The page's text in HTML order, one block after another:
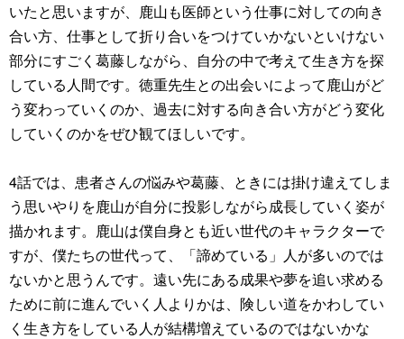
いたと思いますが、鹿山も医師という仕事に対しての向き
合い方、仕事として折り合いをつけていかないといけない
部分にすごく葛藤しながら、自分の中で考えて生き方を探
している人間です。徳重先生との出会いによって鹿山がど
う変わっていくのか、過去に対する向き合い方がどう変化
していくのかをぜひ観てほしいです。
4話では、患者さんの悩みや葛藤、ときには掛け違えてしま
う思いやりを鹿山が自分に投影しながら成長していく姿が
描かれます。鹿山は僕自身とも近い世代のキャラクターで
すが、僕たちの世代って、「諦めている」人が多いのでは
ないかと思うんです。遠い先にある成果や夢を追い求める
ために前に進んでいく人よりかは、険しい道をかわしてい
く生き方をしている人が結構増えているのではないかな